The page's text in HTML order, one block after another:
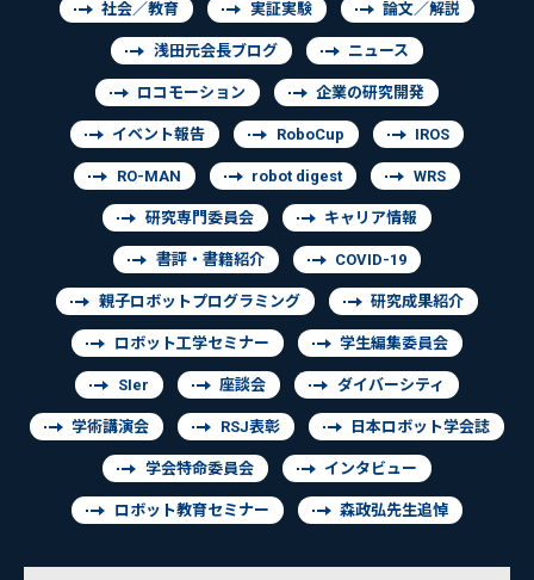
社会／教育 実証実験 論文／解説
浅田元会長ブログ ニュース
ロコモーション 企業の研究開発
イベント報告 RoboCup IROS
RO-MAN robot digest WRS
研究専門委員会 キャリア情報
書評・書籍紹介 COVID-19
親子ロボットプログラミング 研究成果紹介
ロボット工学セミナー 学生編集委員会
SIer 座談会 ダイバーシティ
学術講演会 RSJ表彰 日本ロボット学会誌
学会特命委員会 インタビュー
ロボット教育セミナー 森政弘先生追悼